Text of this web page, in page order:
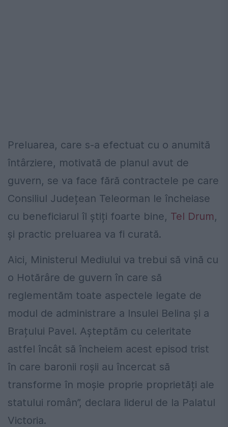
Preluarea, care s-a efectuat cu o anumită
întârziere, motivată de planul avut de
guvern, se va face fără contractele pe care
Consiliul Județean Teleorman le încheiase
cu beneficiarul îl știți foarte bine, Tel Drum,
și practic preluarea va fi curată.
Aici, Ministerul Mediului va trebui să vină cu
o Hotărâre de guvern în care să
reglementăm toate aspectele legate de
modul de administrare a Insulei Belina și a
Brațului Pavel. Așteptăm cu celeritate
astfel încât să încheiem acest episod trist
în care baronii roșii au încercat să
transforme în moșie proprie proprietăți ale
statului român”, declara liderul de la Palatul
Victoria.